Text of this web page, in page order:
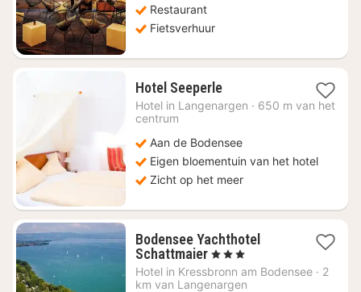
Restaurant
Fietsverhuur
Hotel Seeperle1
nacht
vanaf
225,04
Hotel in Langenargen · 650 m van het
centrum
Aan de Bodensee
Eigen bloementuin van het hotel
Zicht op het meer
Bodensee Yachthotel
Schattmaier1
nacht
vanaf
, 3 Sterren
Hotel in Kressbronn am Bodensee · 2
km van Langenargen